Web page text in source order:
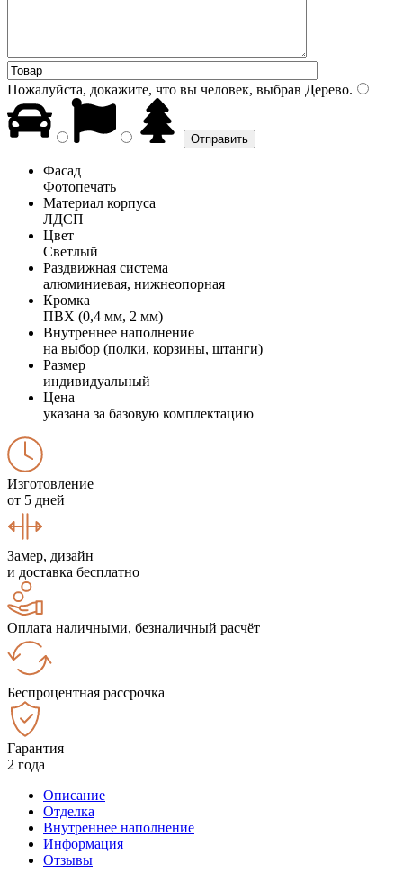
Пожалуйста, докажите, что вы человек, выбрав Дерево.
Фасад
Фотопечать
Материал корпуса
ЛДСП
Цвет
Светлый
Раздвижная система
алюминиевая, нижнеопорная
Кромка
ПВХ (0,4 мм, 2 мм)
Внутреннее наполнение
на выбор (полки, корзины, штанги)
Размер
индивидуальный
Цена
указана за базовую комплектацию
Изготовление
от 5 дней
Замер, дизайн
и доставка бесплатно
Оплата наличными, безналичный расчёт
Беспроцентная рассрочка
Гарантия
2 года
Описание
Отделка
Внутреннее наполнение
Информация
Отзывы